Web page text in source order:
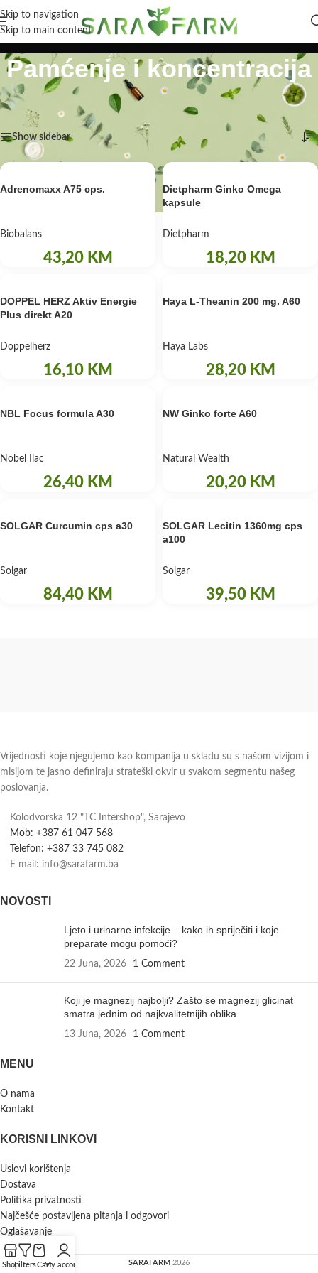
Skip to navigation
Skip to main content
Pamćenje i koncentracija
Početna Zdravlje/Liječenje/
Pamćenje i koncentracija
Prikaz svih 8 rezultata
Show sidebar
Adrenomaxx A75 cps.
Biobalans
43,20 KM
Dietpharm Ginko Omega
kapsule
Dietpharm
18,20 KM
DOPPEL HERZ Aktiv Energie
Plus direkt A20
Doppelherz
16,10 KM
Haya L-Theanin 200 mg. A60
Haya Labs
28,20 KM
NBL Focus formula A30
Nobel Ilac
26,40 KM
NW Ginko forte A60
Natural Wealth
20,20 KM
SOLGAR Curcumin cps a30
Solgar
84,40 KM
SOLGAR Lecitin 1360mg cps
a100
Solgar
39,50 KM
Vrijednosti koje njegujemo kao kompanija u skladu su s našom vizijom i
misijom te jasno definiraju strateški okvir u svakom segmentu našeg
poslovanja.
Kolodvorska 12 "TC Intershop", Sarajevo
Mob: +387 61 047 568
Telefon: +387 33 745 082
E mail: info@sarafarm.ba
NOVOSTI
Ljeto i urinarne infekcije – kako ih spriječiti i koje
preparate mogu pomoći?
22 Juna, 2026 1 Comment
Koji je magnezij najbolji? Zašto se magnezij glicinat
smatra jednim od najkvalitetnijih oblika.
13 Juna, 2026 1 Comment
MENU
O nama
Kontakt
KORISNI LINKOVI
Uslovi korištenja
Dostava
Politika privatnosti
Najčešće postavljena pitanja i odgovori
Oglašavanje
SARAFARM 2026
ShopFiltersCartMy account